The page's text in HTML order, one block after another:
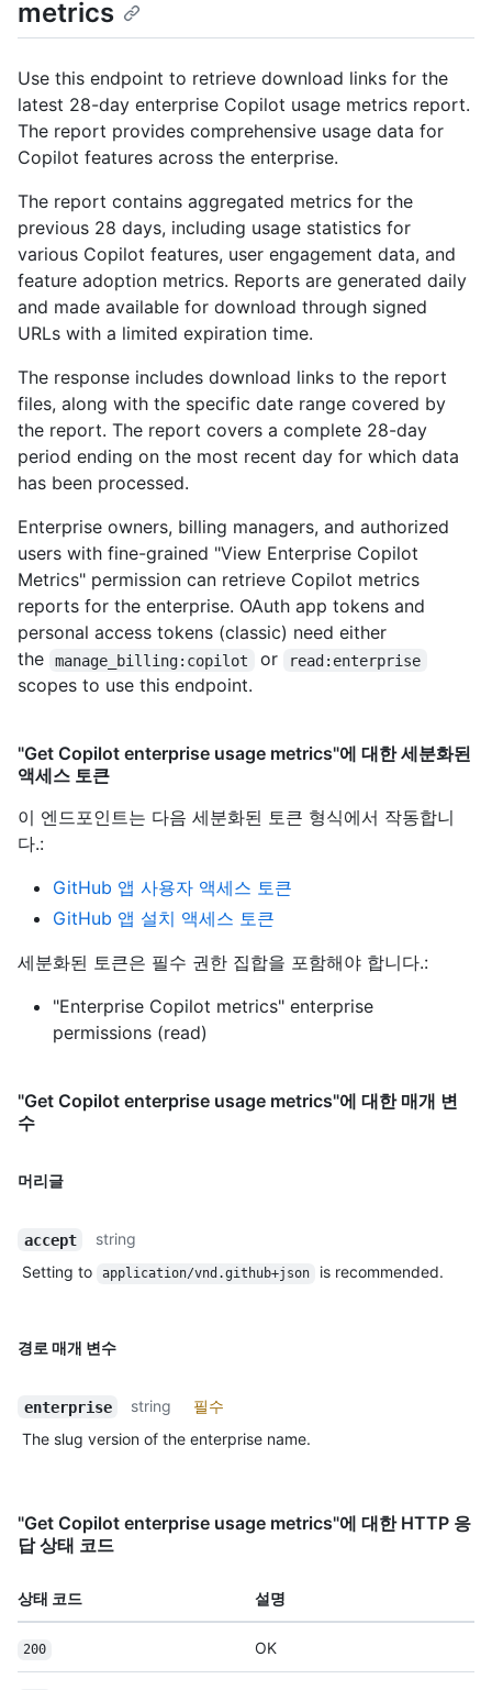
metrics
Use this endpoint to retrieve download links for the
latest 28-day enterprise Copilot usage metrics report.
The report provides comprehensive usage data for
Copilot features across the enterprise.
The report contains aggregated metrics for the
previous 28 days, including usage statistics for
various Copilot features, user engagement data, and
feature adoption metrics. Reports are generated daily
and made available for download through signed
URLs with a limited expiration time.
The response includes download links to the report
files, along with the specific date range covered by
the report. The report covers a complete 28-day
period ending on the most recent day for which data
has been processed.
Enterprise owners, billing managers, and authorized
users with fine-grained "View Enterprise Copilot
Metrics" permission can retrieve Copilot metrics
reports for the enterprise. OAuth app tokens and
personal access tokens (classic) need either
the
manage_billing:copilot or read:enterprise
scopes to use this endpoint.
"Get Copilot enterprise usage metrics"에 대한 세분화된
액세스 토큰
이 엔드포인트는 다음 세분화된 토큰 형식에서 작동합니
다.:
GitHub 앱 사용자 액세스 토큰
GitHub 앱 설치 액세스 토큰
세분화된 토큰은 필수 권한 집합을 포함해야 합니다.:
"Enterprise Copilot metrics" enterprise
permissions (read)
"Get Copilot enterprise usage metrics"에 대한 매개 변
수
머리글
accept
string
Setting to
application/vnd.github+json is recommended.
경로 매개 변수
enterprise string
필수
The slug version of the enterprise name.
"Get Copilot enterprise usage metrics"에 대한 HTTP 응
답 상태 코드
상태 코드 설명
200 OK